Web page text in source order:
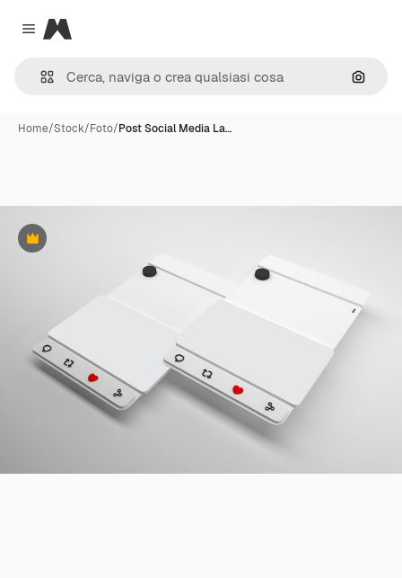
Close menu
Magnific
Cerca
Home/Stock/Foto/Post Social Media La…
Premium